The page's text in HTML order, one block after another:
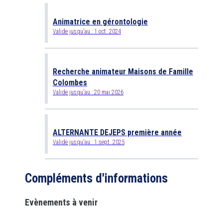
Animatrice en gérontologie
Valide jusqu'au : 1 oct. 2024
Recherche animateur Maisons de Famille
Colombes
Valide jusqu'au : 20 mai 2026
ALTERNANTE DEJEPS première année
Valide jusqu'au : 1 sept. 2025
Compléments d'informations
Evènements à venir